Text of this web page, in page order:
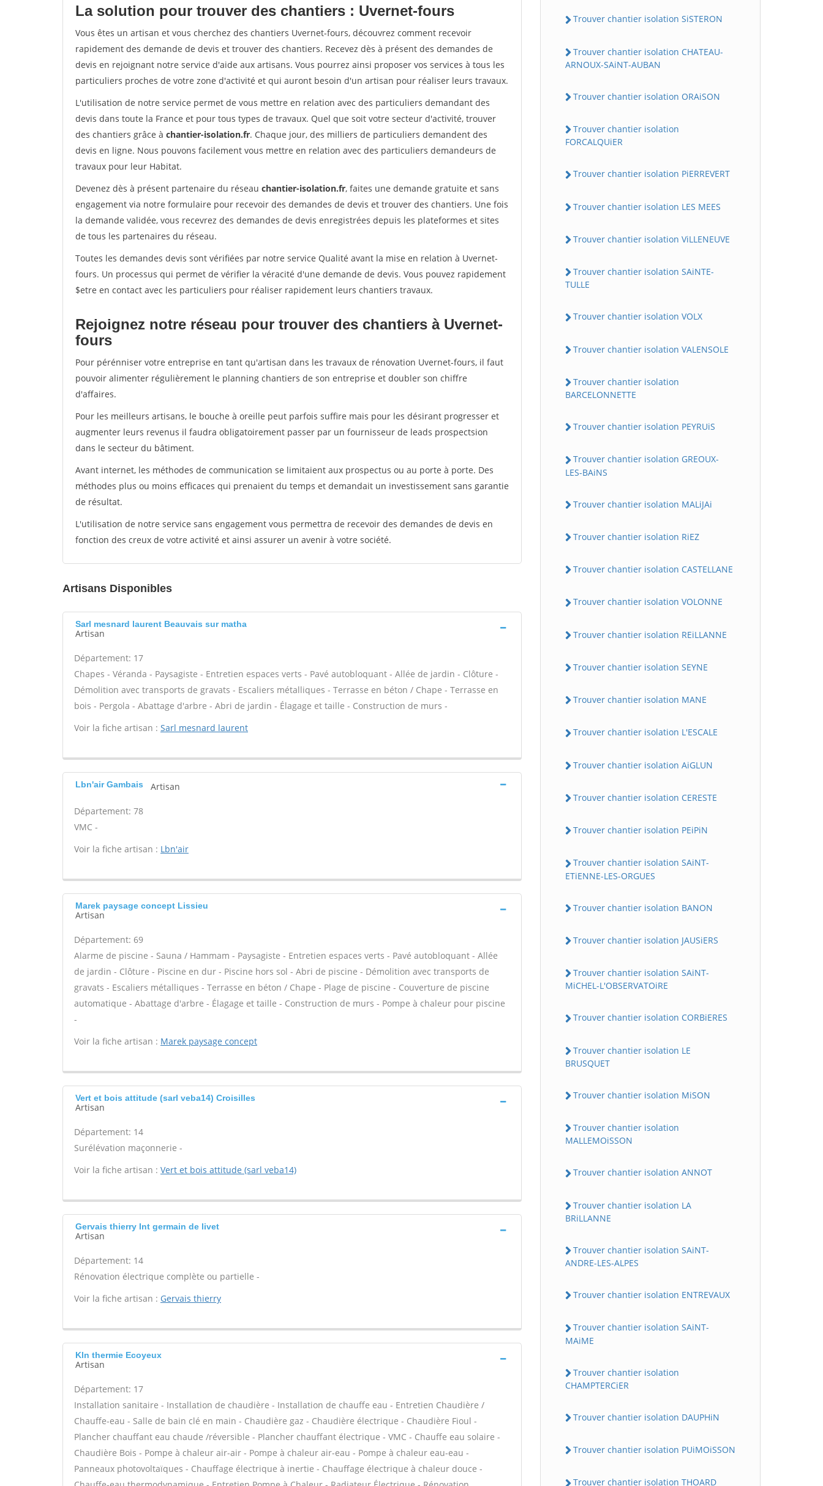
La solution pour trouver des chantiers : Uvernet-fours
Vous êtes un artisan et vous cherchez des chantiers Uvernet-fours, découvrez comment recevoir
rapidement des demande de devis et trouver des chantiers. Recevez dès à présent des demandes de
devis en rejoignant notre service d'aide aux artisans. Vous pourrez ainsi proposer vos services à tous les
particuliers proches de votre zone d'activité et qui auront besoin d'un artisan pour réaliser leurs travaux.
L'utilisation de notre service permet de vous mettre en relation avec des particuliers demandant des
devis dans toute la France et pour tous types de travaux. Quel que soit votre secteur d'activité, trouver
des chantiers grâce à chantier-isolation.fr. Chaque jour, des milliers de particuliers demandent des
devis en ligne. Nous pouvons facilement vous mettre en relation avec des particuliers demandeurs de
travaux pour leur Habitat.
Devenez dès à présent partenaire du réseau chantier-isolation.fr, faites une demande gratuite et sans
engagement via notre formulaire pour recevoir des demandes de devis et trouver des chantiers. Une fois
la demande validée, vous recevrez des demandes de devis enregistrées depuis les plateformes et sites
de tous les partenaires du réseau.
Toutes les demandes devis sont vérifiées par notre service Qualité avant la mise en relation à Uvernet-
fours. Un processus qui permet de vérifier la véracité d'une demande de devis. Vous pouvez rapidement
$etre en contact avec les particuliers pour réaliser rapidement leurs chantiers travaux.
Rejoignez notre réseau pour trouver des chantiers à Uvernet-
fours
Pour pérénniser votre entreprise en tant qu'artisan dans les travaux de rénovation Uvernet-fours, il faut
pouvoir alimenter régulièrement le planning chantiers de son entreprise et doubler son chiffre
d'affaires.
Pour les meilleurs artisans, le bouche à oreille peut parfois suffire mais pour les désirant progresser et
augmenter leurs revenus il faudra obligatoirement passer par un fournisseur de leads prospectsion
dans le secteur du bâtiment.
Avant internet, les méthodes de communication se limitaient aux prospectus ou au porte à porte. Des
méthodes plus ou moins efficaces qui prenaient du temps et demandait un investissement sans garantie
de résultat.
L'utilisation de notre service sans engagement vous permettra de recevoir des demandes de devis en
fonction des creux de votre activité et ainsi assurer un avenir à votre société.
Artisans Disponibles
Sarl mesnard laurent Beauvais sur matha
Artisan
Département: 17
Chapes - Véranda - Paysagiste - Entretien espaces verts - Pavé autobloquant - Allée de jardin - Clôture -
Démolition avec transports de gravats - Escaliers métalliques - Terrasse en béton / Chape - Terrasse en
bois - Pergola - Abattage d'arbre - Abri de jardin - Élagage et taille - Construction de murs -
Voir la fiche artisan : Sarl mesnard laurent
Lbn'air Gambais Artisan
Département: 78
VMC -
Voir la fiche artisan : Lbn'air
Marek paysage concept Lissieu
Artisan
Département: 69
Alarme de piscine - Sauna / Hammam - Paysagiste - Entretien espaces verts - Pavé autobloquant - Allée
de jardin - Clôture - Piscine en dur - Piscine hors sol - Abri de piscine - Démolition avec transports de
gravats - Escaliers métalliques - Terrasse en béton / Chape - Plage de piscine - Couverture de piscine
automatique - Abattage d'arbre - Élagage et taille - Construction de murs - Pompe à chaleur pour piscine
-
Voir la fiche artisan : Marek paysage concept
Vert et bois attitude (sarl veba14) Croisilles
Artisan
Département: 14
Surélévation maçonnerie -
Voir la fiche artisan : Vert et bois attitude (sarl veba14)
Gervais thierry Int germain de livet
Artisan
Département: 14
Rénovation électrique complète ou partielle -
Voir la fiche artisan : Gervais thierry
Kln thermie Ecoyeux
Artisan
Département: 17
Installation sanitaire - Installation de chaudière - Installation de chauffe eau - Entretien Chaudière /
Chauffe-eau - Salle de bain clé en main - Chaudière gaz - Chaudière électrique - Chaudière Fioul -
Plancher chauffant eau chaude /réversible - Plancher chauffant électrique - VMC - Chauffe eau solaire -
Chaudière Bois - Pompe à chaleur air-air - Pompe à chaleur air-eau - Pompe à chaleur eau-eau -
Panneaux photovoltaïques - Chauffage électrique à inertie - Chauffage électrique à chaleur douce -
Trouver chantier isolation SiSTERON
Trouver chantier isolation CHATEAU-
ARNOUX-SAiNT-AUBAN
Trouver chantier isolation ORAiSON
Trouver chantier isolation
FORCALQUiER
Trouver chantier isolation PiERREVERT
Trouver chantier isolation LES MEES
Trouver chantier isolation ViLLENEUVE
Trouver chantier isolation SAiNTE-
TULLE
Trouver chantier isolation VOLX
Trouver chantier isolation VALENSOLE
Trouver chantier isolation
BARCELONNETTE
Trouver chantier isolation PEYRUiS
Trouver chantier isolation GREOUX-
LES-BAiNS
Trouver chantier isolation MALiJAi
Trouver chantier isolation RiEZ
Trouver chantier isolation CASTELLANE
Trouver chantier isolation VOLONNE
Trouver chantier isolation REiLLANNE
Trouver chantier isolation SEYNE
Trouver chantier isolation MANE
Trouver chantier isolation L'ESCALE
Trouver chantier isolation AiGLUN
Trouver chantier isolation CERESTE
Trouver chantier isolation PEiPiN
Trouver chantier isolation SAiNT-
ETiENNE-LES-ORGUES
Trouver chantier isolation BANON
Trouver chantier isolation JAUSiERS
Trouver chantier isolation SAiNT-
MiCHEL-L'OBSERVATOiRE
Trouver chantier isolation CORBiERES
Trouver chantier isolation LE
BRUSQUET
Trouver chantier isolation MiSON
Trouver chantier isolation
MALLEMOiSSON
Trouver chantier isolation ANNOT
Trouver chantier isolation LA
BRiLLANNE
Trouver chantier isolation SAiNT-
ANDRE-LES-ALPES
Trouver chantier isolation ENTREVAUX
Trouver chantier isolation SAiNT-
MAiME
Trouver chantier isolation
CHAMPTERCiER
Trouver chantier isolation DAUPHiN
Trouver chantier isolation PUiMOiSSON
Trouver chantier isolation THOARD